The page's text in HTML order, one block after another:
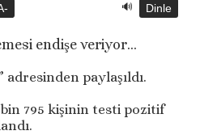
🔊 Dinle
endişe veriyor…
paylaşıldı.
bin 795 kişinin testi pozitif